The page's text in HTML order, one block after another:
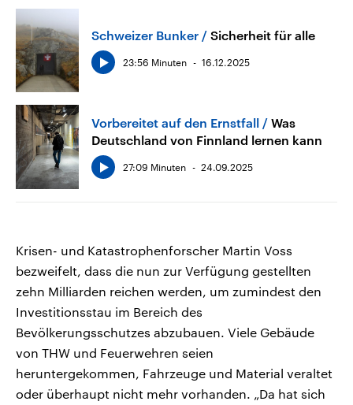
Schweizer Bunker Sicherheit für alle
23:56 Minuten 16.12.2025
Vorbereitet auf den Ernstfall
Was
Deutschland von Finnland lernen kann
27:09 Minuten 24.09.2025
Krisen- und Katastrophenforscher Martin Voss
bezweifelt, dass die nun zur Verfügung gestellten
zehn Milliarden reichen werden, um zumindest den
Investitionsstau im Bereich des
Bevölkerungsschutzes abzubauen. Viele Gebäude
von THW und Feuerwehren seien
heruntergekommen, Fahrzeuge und Material veraltet
oder überhaupt nicht mehr vorhanden. „Da hat sich